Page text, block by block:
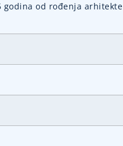
godina od rođenja arhitekte